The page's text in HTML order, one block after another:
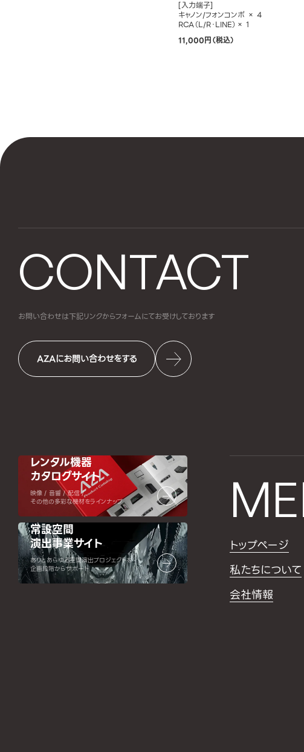
[入力端子]
キャノン/フォンコンボ × 4
RCA（L/R・LINE）× 1
11,000円（税込）
CONTACT
お問い合わせは下記リンクからフォームにてお受けしております
AZAにお問い合わせをする
レンタル機器
カタログサイト
映像 / 音響 / 配信 /
その他の多彩な機材をラインナップ
常設空間
演出事業サイト
ありとあらゆる空間演出プロジェクトを
企画段階からサポート
トップページ
私たちについて
会社情報